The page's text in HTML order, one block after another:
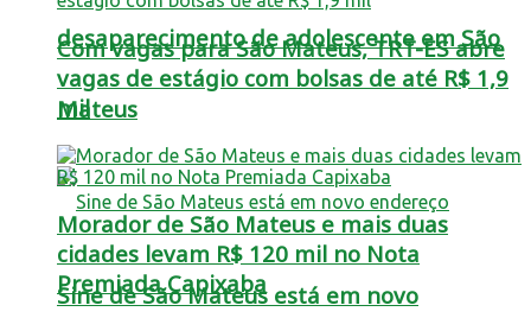
desaparecimento de adolescente em São
Mateus
Sine de São Mateus está em novo
Com vagas para São Mateus, TRT-ES abre
vagas de estágio com bolsas de até R$ 1,9
mil
Morador de São Mateus e mais duas
cidades levam R$ 120 mil no Nota
Premiada Capixaba